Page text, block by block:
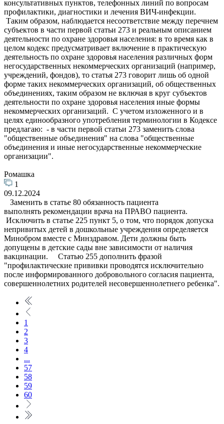
консультативных пунктов, телефонных линий по вопросам
профилактики, диагностики и лечения ВИЧ-инфекции.
Таким образом, наблюдается несоответствие между перечнем
субъектов в части первой статьи 273 и реальным описанием
деятельности по охране здоровья населения: в то время как в
целом кодекс предусматривает включение в практическую
деятельность по охране здоровья населения различных форм
негосударственных некоммерческих организаций (например,
учреждений, фондов), то статья 273 говорит лишь об одной
форме таких некоммерческих организаций, об общественных
объединениях, таким образом не включая в круг субъектов
деятельности по охране здоровья населения иные формы
некоммерческих организаций. С учетом изложенного и в
целях единообразного употребления терминологии в Кодексе
предлагаю: - в части первой статьи 273 заменить слова
"общественные объединения" на слова "общественные
объединения и иные негосударственные некоммерческие
организации".
Ромашка
1
09.12.2024
Заменить в статье 80 обязанность пациента
выполнять рекомендации врача на ПРАВО пациента.
Исключить в статье 225 пункт 5, о том, что порядок допуска
непривитых детей в дошкольные учреждения определяется
Минобром вместе с Минздравом. Дети должны быть
допущены в детские сады вне зависимости от наличия
вакцинации. Статью 255 дополнить фразой
"профилактические прививки проводятся исключительно
после информированного добровольного согласия пациента,
совершеннолетних родителей несовершеннолетнего ребенка".
1
2
3
4
...
57
58
59
60